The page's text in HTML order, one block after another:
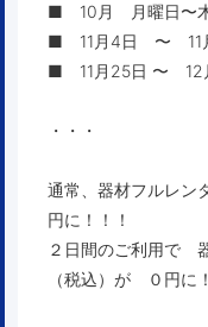
■ 10月 月曜日〜木
■ 11月4日 〜 11
■ 11月25日 〜 12
・・・
通常、器材フルレン
円に！！！
２日間のご利用で
（税込）が ０円に